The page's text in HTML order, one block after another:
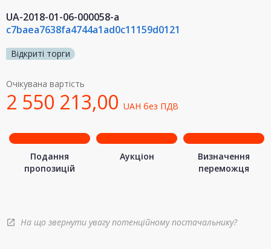
UA-2018-01-06-000058-a
c7baea7638fa4744a1ad0c11159d0121
Відкриті торги
Очікувана вартість
2 550 213,00 UAH без ПДВ
Подання
пропозицій
Аукціон
Визначення
переможця
open_in_new На що звернути увагу потенційному постачальнику?